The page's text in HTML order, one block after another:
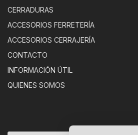
CERRADURAS
ACCESORIOS FERRETERÍA
ACCESORIOS CERRAJERÍA
CONTACTO
INFORMACIÓN ÚTIL
QUIENES SOMOS